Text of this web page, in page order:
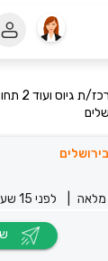
רכז/ת גיוס ועוד 2 תחומים
לפני 15 שעות